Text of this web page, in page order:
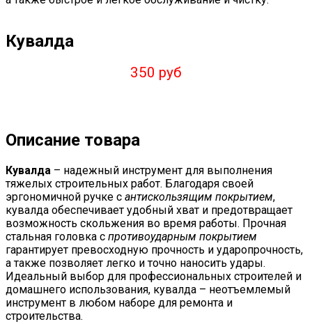
Кувалда
350 руб
Описание товара
Кувалда – надежный инструмент для выполнения
тяжелых строительных работ. Благодаря своей
эргономичной ручке с антискользящим покрытием,
кувалда обеспечивает удобный хват и предотвращает
возможность скольжения во время работы. Прочная
стальная головка с противоударным покрытием
гарантирует превосходную прочность и ударопрочность,
а также позволяет легко и точно наносить удары.
Идеальный выбор для профессиональных строителей и
домашнего использования, кувалда – неотъемлемый
инструмент в любом наборе для ремонта и
строительства.